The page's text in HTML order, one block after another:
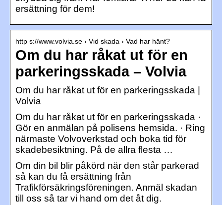
ersättning för dem!
http s://www.volvia.se › Vid skada › Vad har hänt?
Om du har råkat ut för en
parkeringsskada – Volvia
Om du har råkat ut för en parkeringsskada |
Volvia
Om du har råkat ut för en parkeringsskada ·
Gör en anmälan på polisens hemsida. · Ring
närmaste Volvoverkstad och boka tid för
skadebesiktning. På de allra flesta …
Om din bil blir påkörd när den står parkerad
så kan du få ersättning från
Trafikförsäkringsföreningen. Anmäl skadan
till oss så tar vi hand om det åt dig.